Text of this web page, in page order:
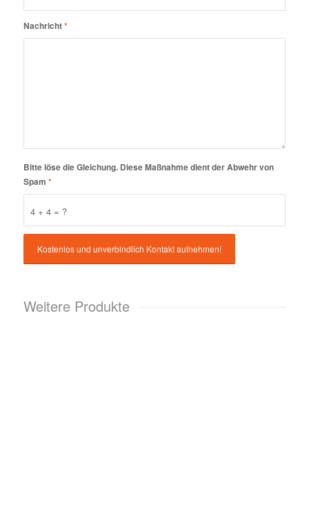
Nachricht*
4 + 4 = ?
Bitte löse die Gleichung. Diese Maßnahme dient der Abwehr von
Spam *
Weitere Produkte